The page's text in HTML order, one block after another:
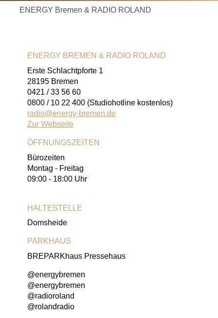
ENERGY Bremen & RADIO ROLAND
ENERGY BREMEN & RADIO ROLAND
Erste Schlachtpforte 1
28195 Bremen
0421 / 33 56 60
0800 / 10 22 400 (Studiohotline kostenlos)
radio@energy-bremen.de
Zur Webseite
ÖFFNUNGSZEITEN
Bürozeiten
Montag - Freitag
09:00 - 18:00 Uhr
HALTESTELLE
Domsheide
PARKHAUS
BREPARKhaus Pressehaus
@energybremen
@energybremen
@radioroland
@rolandradio